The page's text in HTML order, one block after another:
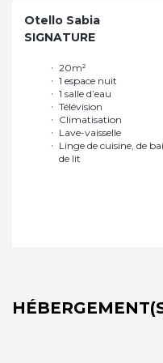
Otello Sabia
SIGNATURE
20m²
1 espace nuit
1 salle d’eau
Télévision
Climatisation
Lave-vaisselle
Linge de cuisine, de
de lit